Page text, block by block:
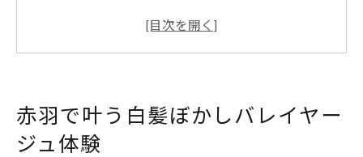
白髪ぼかしで実現する自然な髪色の秘訣
自然な白髪ぼかしの施術工程と特徴を解説
赤羽で叶う白髪ぼかしバレイヤー
ジュ体験